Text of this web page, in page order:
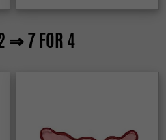
⇒ 7 FOR 4